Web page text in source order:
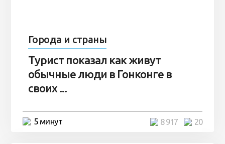
Города и страны
Турист показал как живут
обычные люди в Гонконге в
своих ...
5 минут 20
8 917